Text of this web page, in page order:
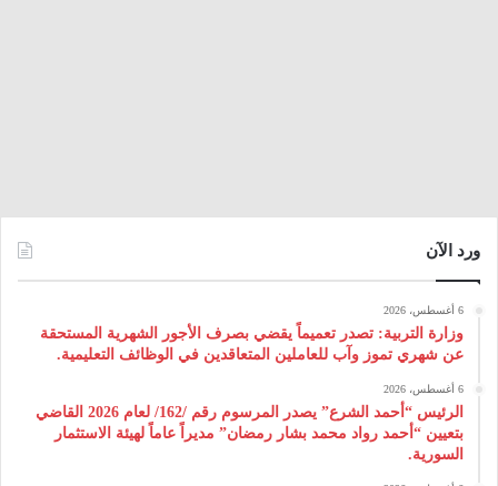
ورد الآن
6 أغسطس، 2026
وزارة التربية: تصدر تعميماً يقضي بصرف الأجور الشهرية المستحقة
عن شهري تموز وآب للعاملين المتعاقدين في الوظائف التعليمية.
6 أغسطس، 2026
الرئيس “أحمد الشرع” يصدر المرسوم رقم /162/ لعام 2026 ‌القاضي
بتعيين “أحمد رواد محمد بشار رمضان” مديراً عاماً لهيئة ‌الاستثمار
السورية.